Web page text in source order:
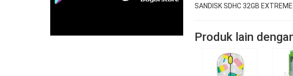
SANDISK SDHC 32GB
Produk lain